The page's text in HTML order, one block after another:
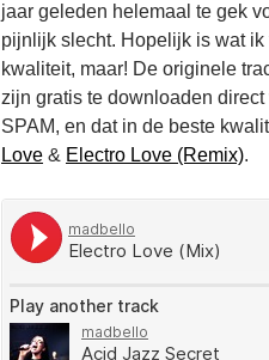
jaar geleden helemaal te gek
pijnlijk slecht. Hopelijk is wat
kwaliteit, maar! De originele
zijn gratis te downloaden
SPAM, en dat in de beste
Love & Electro Love (Remix).